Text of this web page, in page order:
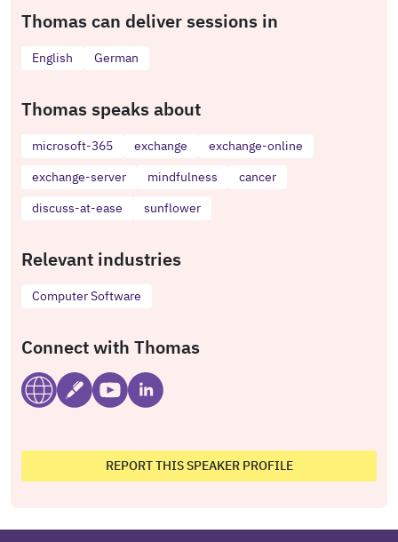
Thomas can deliver sessions in
English German
Thomas speaks about
microsoft-365 exchange
exchange-online
exchange-server
mindfulness
cancer
discuss-at-ease
sunflower
Relevant industries
Computer Software
Connect with Thomas
REPORT THIS SPEAKER PROFILE